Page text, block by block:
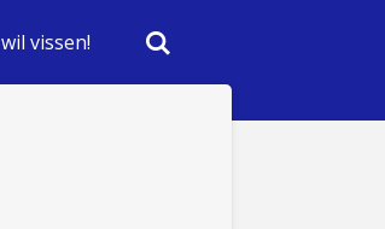
vissen!